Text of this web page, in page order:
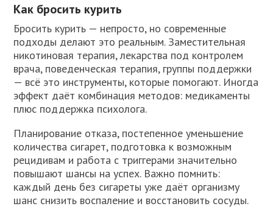
Как бросить курить
Бросить курить — непросто, но современные
подходы делают это реальным. Заместительная
никотиновая терапия, лекарства под контролем
врача, поведенческая терапия, группы поддержки
— всё это инструменты, которые помогают. Иногда
эффект даёт комбинация методов: медикаменты
плюс поддержка психолога.
Планирование отказа, постепенное уменьшение
количества сигарет, подготовка к возможным
рецидивам и работа с триггерами значительно
повышают шансы на успех. Важно помнить:
каждый день без сигареты уже даёт организму
шанс снизить воспаление и восстановить сосуды.